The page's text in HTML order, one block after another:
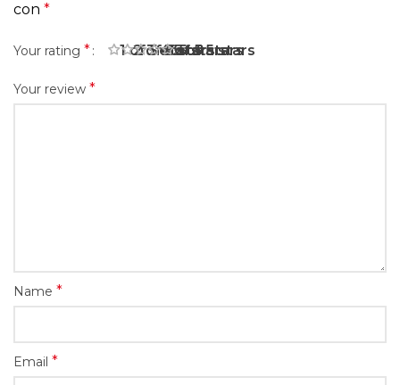
con *
Your rating * 1 of 5 stars
2 of 5 stars
3 of 5 stars
4 of 5 stars
5 of 5 stars
Your review *
Name *
Email *